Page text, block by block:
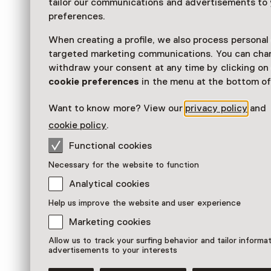
tailor our communications and advertisements to
preferences.
When creating a profile, we also process
targeted marketing communications. You can
withdraw your consent at any time by clicking on
cookie preferences in the menu at the bottom of
Want to know more? View our privacy policy and
cookie policy.
Functional cookies
Necessary for the website to function
Analytical cookies
Help us improve the website and user experience
Marketing cookies
Allow us to track your surfing behavior and tailor
advertisements to your interests
voetbalhelden steunen, speelt dit popje in
Rotterdams meisje. Na een leven vol oorlog
weer een zorgeloos kind zijn.
Bevrijd
hongerwinter wordt Rotterdam in mei 1945
Spontane straatfeesten maken plaats voor
eenvoudig speelgoed. Een Rotterdams meisje
Het meisje koestert het vriendelijke soldaatje
Uiteindelijk schenkt ze het aan het museum.
Canadese vrijwilligers popjes voor kinderen in
weet is ons popje ruim 70 jaar geleden
meeleefde met de Rotterdamse